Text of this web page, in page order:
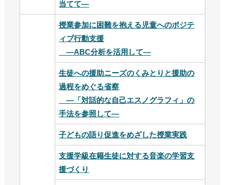
当てて―
授業参加に困難を抱える児童へのポジテ
ィブ行動支援
―ABC分析を活用して―
生徒への援助ニーズのくみとりと援助の
過程をめぐる省察
―「対話的な自己エスノグラフィ」の
手法を参照して―
子どもの語り促進をめざした授業実践
支援学級在籍生徒に対する音楽の学習支
援づくり